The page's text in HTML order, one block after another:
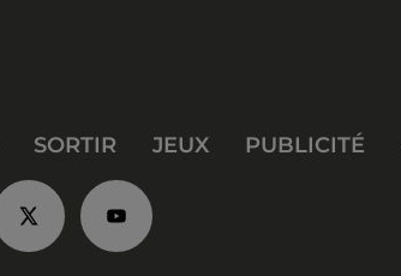
SORTIR JEUX PUBLICITÉ